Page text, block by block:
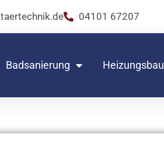
04101 67207
Badsanierung Heizungsbau